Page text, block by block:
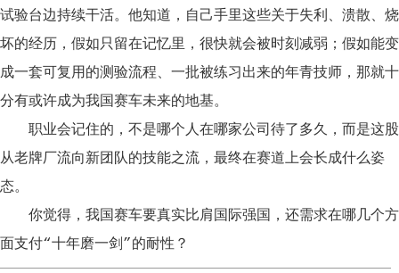
试验台边持续干活。他知道，自己手里这些关于失利、溃散、烧
坏的经历，假如只留在记忆里，很快就会被时刻减弱；假如能变
成一套可复用的测验流程、一批被练习出来的年青技师，那就十
分有或许成为我国赛车未来的地基。
职业会记住的，不是哪个人在哪家公司待了多久，而是这股
从老牌厂流向新团队的技能之流，最终在赛道上会长成什么姿
态。
你觉得，我国赛车要真实比肩国际强国，还需求在哪几个方
面支付“十年磨一剑”的耐性？